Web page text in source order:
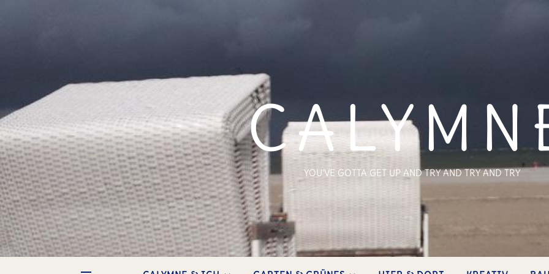
YOU'VE GOTTA GET UP AND TRY AND TRY AND TRY